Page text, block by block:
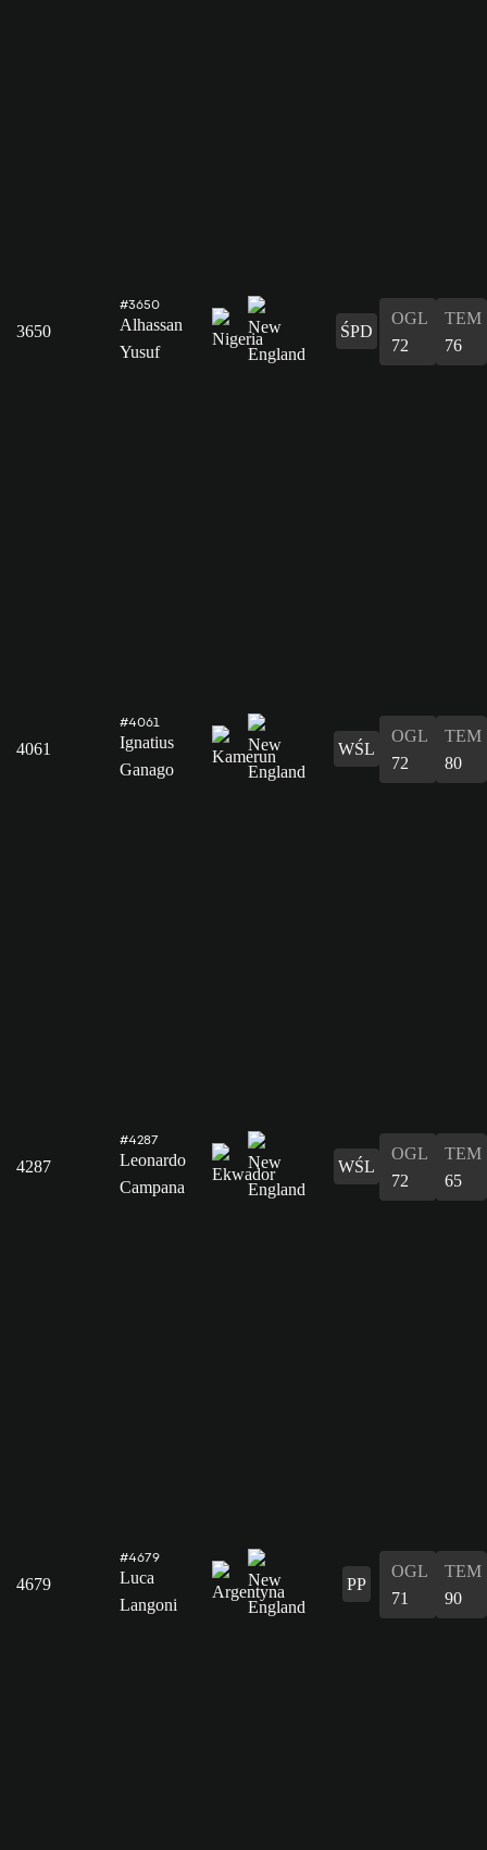
3650
#3650
Alhassan
Yusuf
ŚPD
OGL
72
TEM
76
4061
#4061
Ignatius
Ganago
WŚL
OGL
72
TEM
80
4287
#4287
Leonardo
Campana
WŚL
OGL
72
TEM
65
4679
#4679
Luca
Langoni
PP
OGL
71
TEM
90